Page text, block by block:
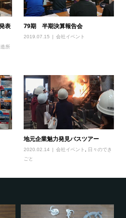
表
所
79期 半期決算報告会
2019.07.15 会社イベント
地元企業魅力発見バスツアー
2020.02.14 会社イベント
日々のでき
ごと